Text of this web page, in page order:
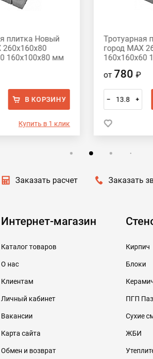
плитка Новый
260х160х80
160х100х80 мм
В КОРЗИНУ
Купить в 1 клик
Тротуарная
город MAX
160х160х60
от 780₽
– +
Заказать расчет Заказать
Интернет-магазин
Каталог товаров
О нас
Клиентам
Личный кабинет
Вакансии
Карта сайта
Обмен и возврат
Кирпич
Блоки
ПГП
Сухие
ЖБИ